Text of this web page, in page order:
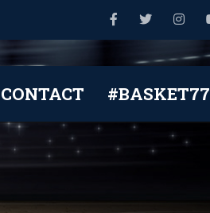
CONTACT #BASKET77